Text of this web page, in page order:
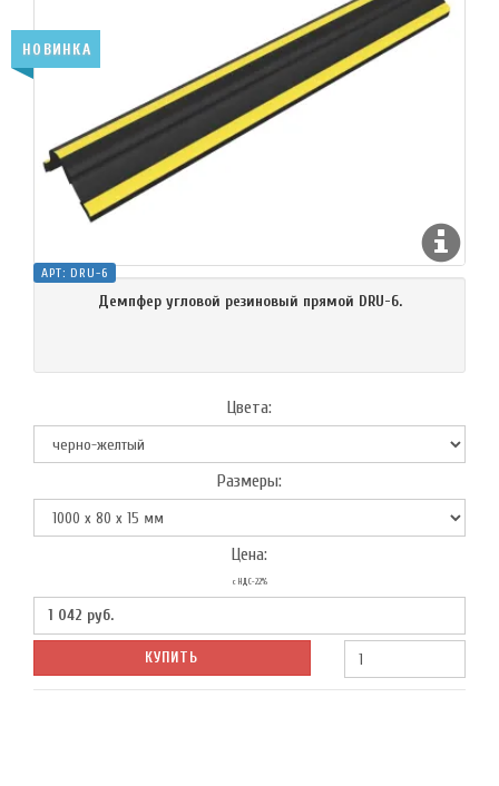
АРТ: DRU-6
Демпфер угловой резиновый прямой DRU-6.
Цвета:
Размеры:
Цена:
с НДС-22%
1 042 руб.
КУПИТЬ
НОВИНКА